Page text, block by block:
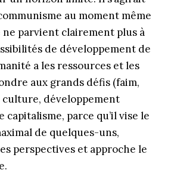
au moment même
ne parvient clairement plus à
de développement de
a les ressources et les
aux grands défis (faim,
culture, développement
capitalisme, parce qu’il vise le
de quelques-uns,
perspectives et approche le